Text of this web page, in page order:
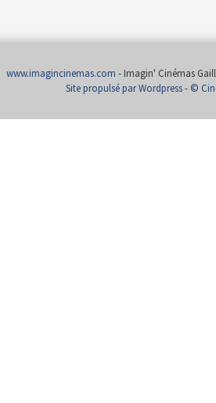
www.imagincinemas.com - Imagin' Cinémas
Site propulsé par Wordpress- ©